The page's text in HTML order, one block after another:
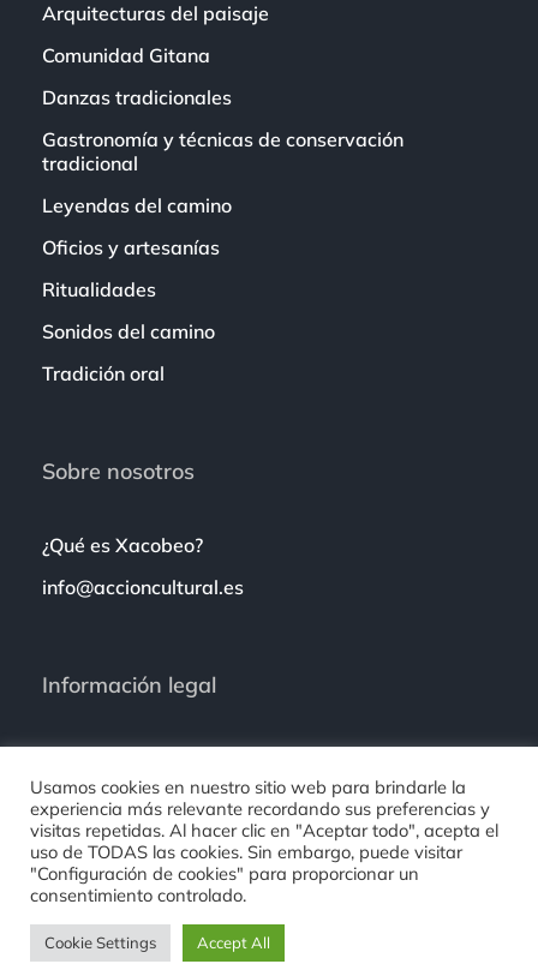
Arquitecturas del paisaje
Comunidad Gitana
Danzas tradicionales
Gastronomía y técnicas de conservación
tradicional
Leyendas del camino
Oficios y artesanías
Ritualidades
Sonidos del camino
Tradición oral
Sobre nosotros
¿Qué es Xacobeo?
info@accioncultural.es
Información legal
Aviso legal
Política de cookies
Usamos cookies en nuestro sitio web para brindarle la
experiencia más relevante recordando sus preferencias y
visitas repetidas. Al hacer clic en "Aceptar todo", acepta el
uso de TODAS las cookies. Sin embargo, puede visitar
"Configuración de cookies" para proporcionar un
consentimiento controlado.
Cookie Settings Accept All